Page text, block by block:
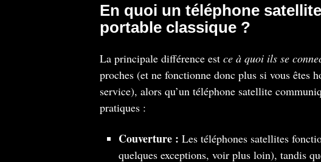
En quoi un téléphone
portable classique ?
La principale différence est ce à quoi ils se
proches (et ne fonctionne donc plus si vous êtes
service), alors qu’un téléphone satellite
pratiques :
Couverture : Les téléphones satellites
quelques exceptions, voir plus loin), tandis